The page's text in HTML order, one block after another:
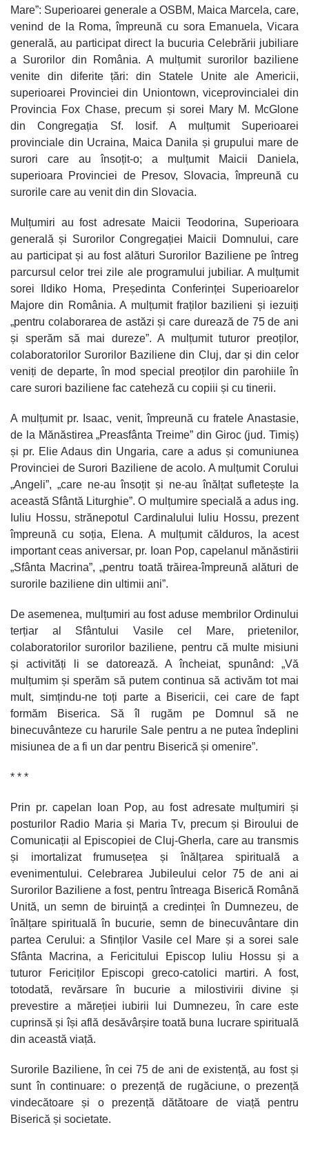
Mare”: Superioarei generale a OSBM, Maica Marcela, care,
venind de la Roma, împreună cu sora Emanuela, Vicara
generală, au participat direct la bucuria Celebrării jubiliare
a Surorilor din România. A mulțumit surorilor baziliene
venite din diferite țări: din Statele Unite ale Americii,
superioarei Provinciei din Uniontown, viceprovincialei din
Provincia Fox Chase, precum și sorei Mary M. McGlone
din Congregația Sf. Iosif. A mulțumit Superioarei
provinciale din Ucraina, Maica Danila și grupului mare de
surori care au însoțit-o; a mulțumit Maicii Daniela,
superioara Provinciei de Presov, Slovacia, împreună cu
surorile care au venit din din Slovacia.
Mulțumiri au fost adresate Maicii Teodorina, Superioara
generală și Surorilor Congregației Maicii Domnului, care
au participat și au fost alături Surorilor Baziliene pe întreg
parcursul celor trei zile ale programului jubiliar. A mulțumit
sorei Ildiko Homa, Președinta Conferinței Superioarelor
Majore din România. A mulțumit fraților bazilieni și iezuiți
„pentru colaborarea de astăzi și care durează de 75 de ani
și sperăm să mai dureze”. A mulțumit tuturor preoților,
colaboratorilor Surorilor Baziliene din Cluj, dar și din celor
veniți de departe, în mod special preoților din parohiile în
care surori baziliene fac cateheză cu copiii și cu tinerii.
A mulțumit pr. Isaac, venit, împreună cu fratele Anastasie,
de la Mănăstirea „Preasfânta Treime” din Giroc (jud. Timiș)
și pr. Elie Adaus din Ungaria, care a adus și comuniunea
Provinciei de Surori Baziliene de acolo. A mulțumit Corului
„Angeli”, „care ne-au însoțit și ne-au înălțat sufletește la
această Sfântă Liturghie”. O mulțumire specială a adus ing.
Iuliu Hossu, strănepotul Cardinalului Iuliu Hossu, prezent
împreună cu soția, Elena. A mulțumit călduros, la acest
important ceas aniversar, pr. Ioan Pop, capelanul mănăstirii
„Sfânta Macrina”, „pentru toată trăirea-împreună alături de
surorile baziliene din ultimii ani”.
De asemenea, mulțumiri au fost aduse membrilor Ordinului
terțiar al Sfântului Vasile cel Mare, prietenilor,
colaboratorilor surorilor baziliene, pentru că multe misiuni
și activități li se datorează. A încheiat, spunând: „Vă
mulțumim și sperăm să putem continua să activăm tot mai
mult, simțindu-ne toți parte a Bisericii, cei care de fapt
formăm Biserica. Să îl rugăm pe Domnul să ne
binecuvânteze cu harurile Sale pentru a ne putea îndeplini
misiunea de a fi un dar pentru Biserică și omenire”.
* * *
Prin pr. capelan Ioan Pop, au fost adresate mulțumiri și
posturilor Radio Maria și Maria Tv, precum și Biroului de
Comunicații al Episcopiei de Cluj-Gherla, care au transmis
și imortalizat frumusețea și înălțarea spirituală a
evenimentului. Celebrarea Jubileului celor 75 de ani ai
Surorilor Baziliene a fost, pentru întreaga Biserică Română
Unită, un semn de biruință a credinței în Dumnezeu, de
înălțare spirituală în bucurie, semn de binecuvântare din
partea Cerului: a Sfinților Vasile cel Mare și a sorei sale
Sfânta Macrina, a Fericitului Episcop Iuliu Hossu și a
tuturor Fericiților Episcopi greco-catolici martiri. A fost,
totodată, revărsare în bucurie a milostivirii divine și
prevestire a măreției iubirii lui Dumnezeu, în care este
cuprinsă și își află desăvârșire toată buna lucrare spirituală
din această viață.
Surorile Baziliene, în cei 75 de ani de existență, au fost și
sunt în continuare: o prezență de rugăciune, o prezență
vindecătoare și o prezență dătătoare de viață pentru
Biserică și societate.